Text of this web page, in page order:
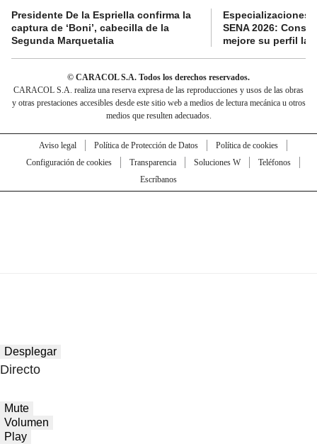
Presidente De la Espriella confirma la
captura de ‘Boni’, cabecilla de la
Segunda Marquetalia
Especializaciones
SENA 2026:
mejore su perfil
© CARACOL S.A. Todos los derechos reservados.
CARACOL S.A. realiza una reserva expresa de las reproducciones y usos de las obras
y otras prestaciones accesibles desde este sitio web a medios de lectura mecánica u otros
medios que resulten adecuados.
Aviso legal Política de Protección de Datos
Política de cookies
Configuración de cookies
Transparencia Soluciones W
Teléfonos
Escríbanos
Desplegar
Directo
Mute
Volumen
Play